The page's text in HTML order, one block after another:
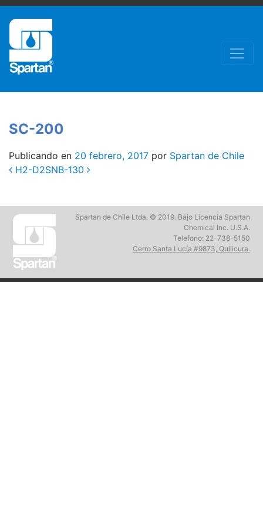
SC-200
Publicando en 20 febrero, 2017 por Spartan de Chile
Post
H2-D2SNB-130
Spartan de Chile Ltda. © 2019. Bajo Licencia Spartan
Chemical Inc. U.S.A.
Telefono: 22-738-5150
Cerro Santa Lucía #9873, Quilicura.